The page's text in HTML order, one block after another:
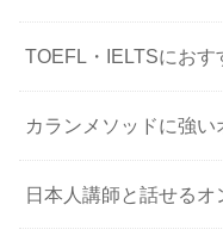
TOEFL・IELTSにお
カランメソッドに強
日本人講師と話せる